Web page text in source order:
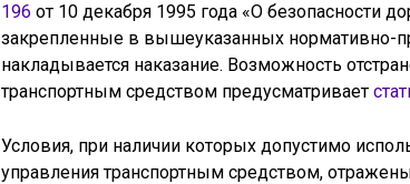
196 от 10 декабря 1995 года «О безопасности
закрепленные в вышеуказанных нормативно-
накладывается наказание. Возможность
транспортным средством предусматривает
Условия, при наличии которых допустимо
управления транспортным средством,